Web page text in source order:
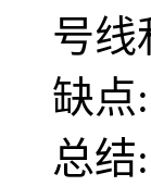
号线
缺点
总结